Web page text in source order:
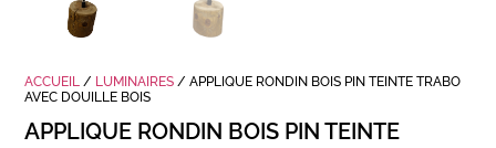
ACCUEIL / LUMINAIRES / APPLIQUE RONDIN BOIS PIN TEINTE TRABO
AVEC DOUILLE BOIS
APPLIQUE RONDIN BOIS PIN TEINTE